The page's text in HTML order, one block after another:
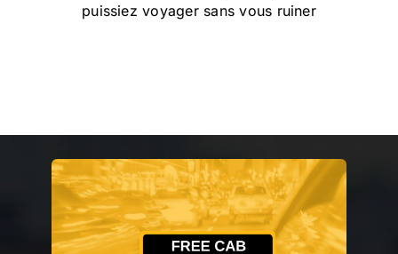
puissiez voyager sans vous ruiner